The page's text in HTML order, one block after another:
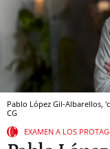
Pablo López Gil-Albarellos,
CG
EXAMEN A LOS